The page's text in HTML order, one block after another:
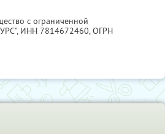
с ограниченной
ИНН 7814672460, ОГРН